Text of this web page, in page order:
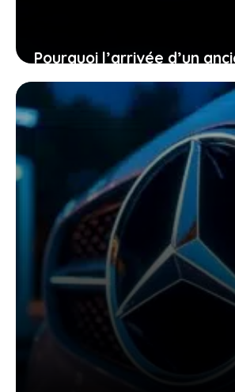
Pourquoi l’arrivée d’un
chez General Motors
bouleverser pour vous